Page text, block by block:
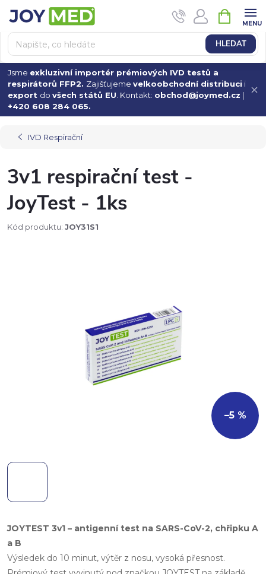
na
obsah
HLEDAT
KOŠÍK
Jsme exkluzivní importér prémiových IVD testů a
respirátorů FFP2. Zajišťujeme velkoobchodní distribuci i
export do všech států EU . Kontakt: obchod@joymed.cz |
+420 608 284 065.
IVD Respirační
3v1 respirační test -
JoyTest - 1ks
Kód produktu: JOY31S1
–5 %
JOYTEST 3v1 – antigenní test na SARS-CoV-2, chřipku A
a B
Výsledek do 10 minut, výtěr z nosu, vysoká přesnost.